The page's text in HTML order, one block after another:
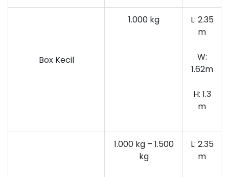
Box Kecil
1.000 kg
L: 2.35
m
W:
1.62m
H: 1.3
m
1.000 kg – 1.500
kg
L: 2.35
m